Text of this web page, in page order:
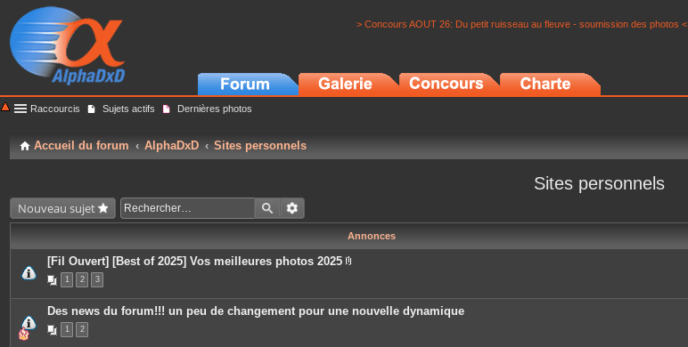
> Concours AOUT 26: Du petit ruisseau au fleuve - soumission des photos <
Raccourcis Sujets actifs Dernières photos
Accueil du forum AlphaDxD Sites personnels
Sites personnels
Nouveau sujet
Annonces
[Fil Ouvert] [Best of 2025] Vos meilleures photos 2025
c
e
1 2 3
Des news du forum!!! un peu de changement pour une nouvelle dynamique
1 2